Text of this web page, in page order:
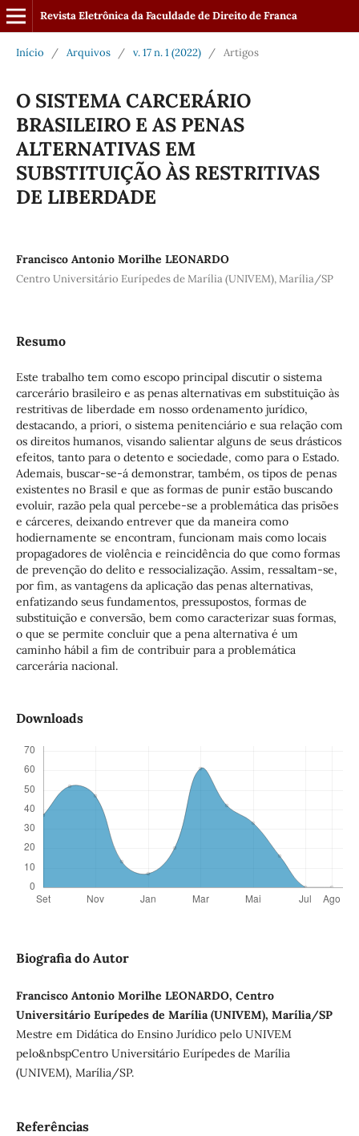
Revista Eletrônica da Faculdade de Direito de Franca
Início / Arquivos / v. 17 n. 1 (2022) / Artigos
O SISTEMA CARCERÁRIO
BRASILEIRO E AS PENAS
ALTERNATIVAS EM
SUBSTITUIÇÃO ÀS RESTRITIVAS
DE LIBERDADE
Francisco Antonio Morilhe LEONARDO
Centro Universitário Eurípedes de Marília (UNIVEM), Marília/SP
Resumo
Este trabalho tem como escopo principal discutir o sistema
carcerário brasileiro e as penas alternativas em substituição às
restritivas de liberdade em nosso ordenamento jurídico,
destacando, a priori, o sistema penitenciário e sua relação com
os direitos humanos, visando salientar alguns de seus drásticos
efeitos, tanto para o detento e sociedade, como para o Estado.
Ademais, buscar-se-á demonstrar, também, os tipos de penas
existentes no Brasil e que as formas de punir estão buscando
evoluir, razão pela qual percebe-se a problemática das prisões
e cárceres, deixando entrever que da maneira como
hodiernamente se encontram, funcionam mais como locais
propagadores de violência e reincidência do que como formas
de prevenção do delito e ressocialização. Assim, ressaltam-se,
por fim, as vantagens da aplicação das penas alternativas,
enfatizando seus fundamentos, pressupostos, formas de
substituição e conversão, bem como caracterizar suas formas,
o que se permite concluir que a pena alternativa é um
caminho hábil a fim de contribuir para a problemática
carcerária nacional.
Downloads
Biografia do Autor
Francisco Antonio Morilhe LEONARDO, Centro
Universitário Eurípedes de Marília (UNIVEM), Marília/SP
Mestre em Didática do Ensino Jurídico pelo UNIVEM
pelo&nbspCentro Universitário Eurípedes de Marília
(UNIVEM), Marília/SP.
Referências